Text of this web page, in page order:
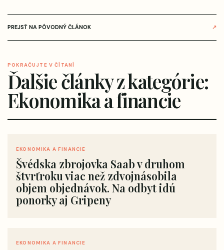
PREJSŤ NA PÔVODNÝ ČLÁNOK ↗
POKRAČUJTE V ČÍTANÍ
Ďalšie články z kategórie:
Ekonomika a financie
EKONOMIKA A FINANCIE
Švédska zbrojovka Saab v druhom
štvrťroku viac než zdvojnásobila
objem objednávok. Na odbyt idú
ponorky aj Gripeny
EKONOMIKA A FINANCIE